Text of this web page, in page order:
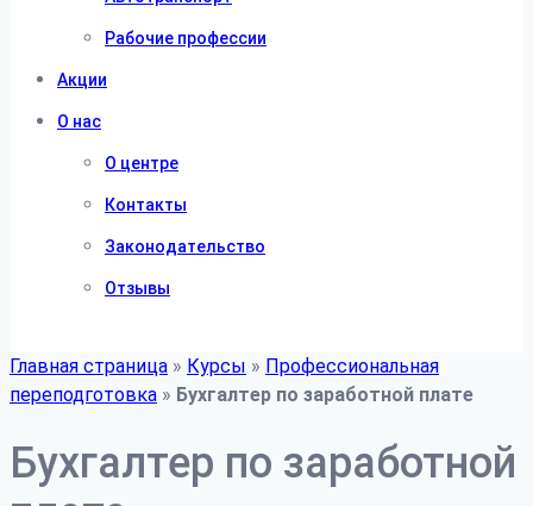
Рабочие профессии
Акции
О нас
О центре
Контакты
Законодательство
Отзывы
Главная страница » Курсы » Профессиональная
переподготовка » Бухгалтер по заработной плате
Бухгалтер по заработной